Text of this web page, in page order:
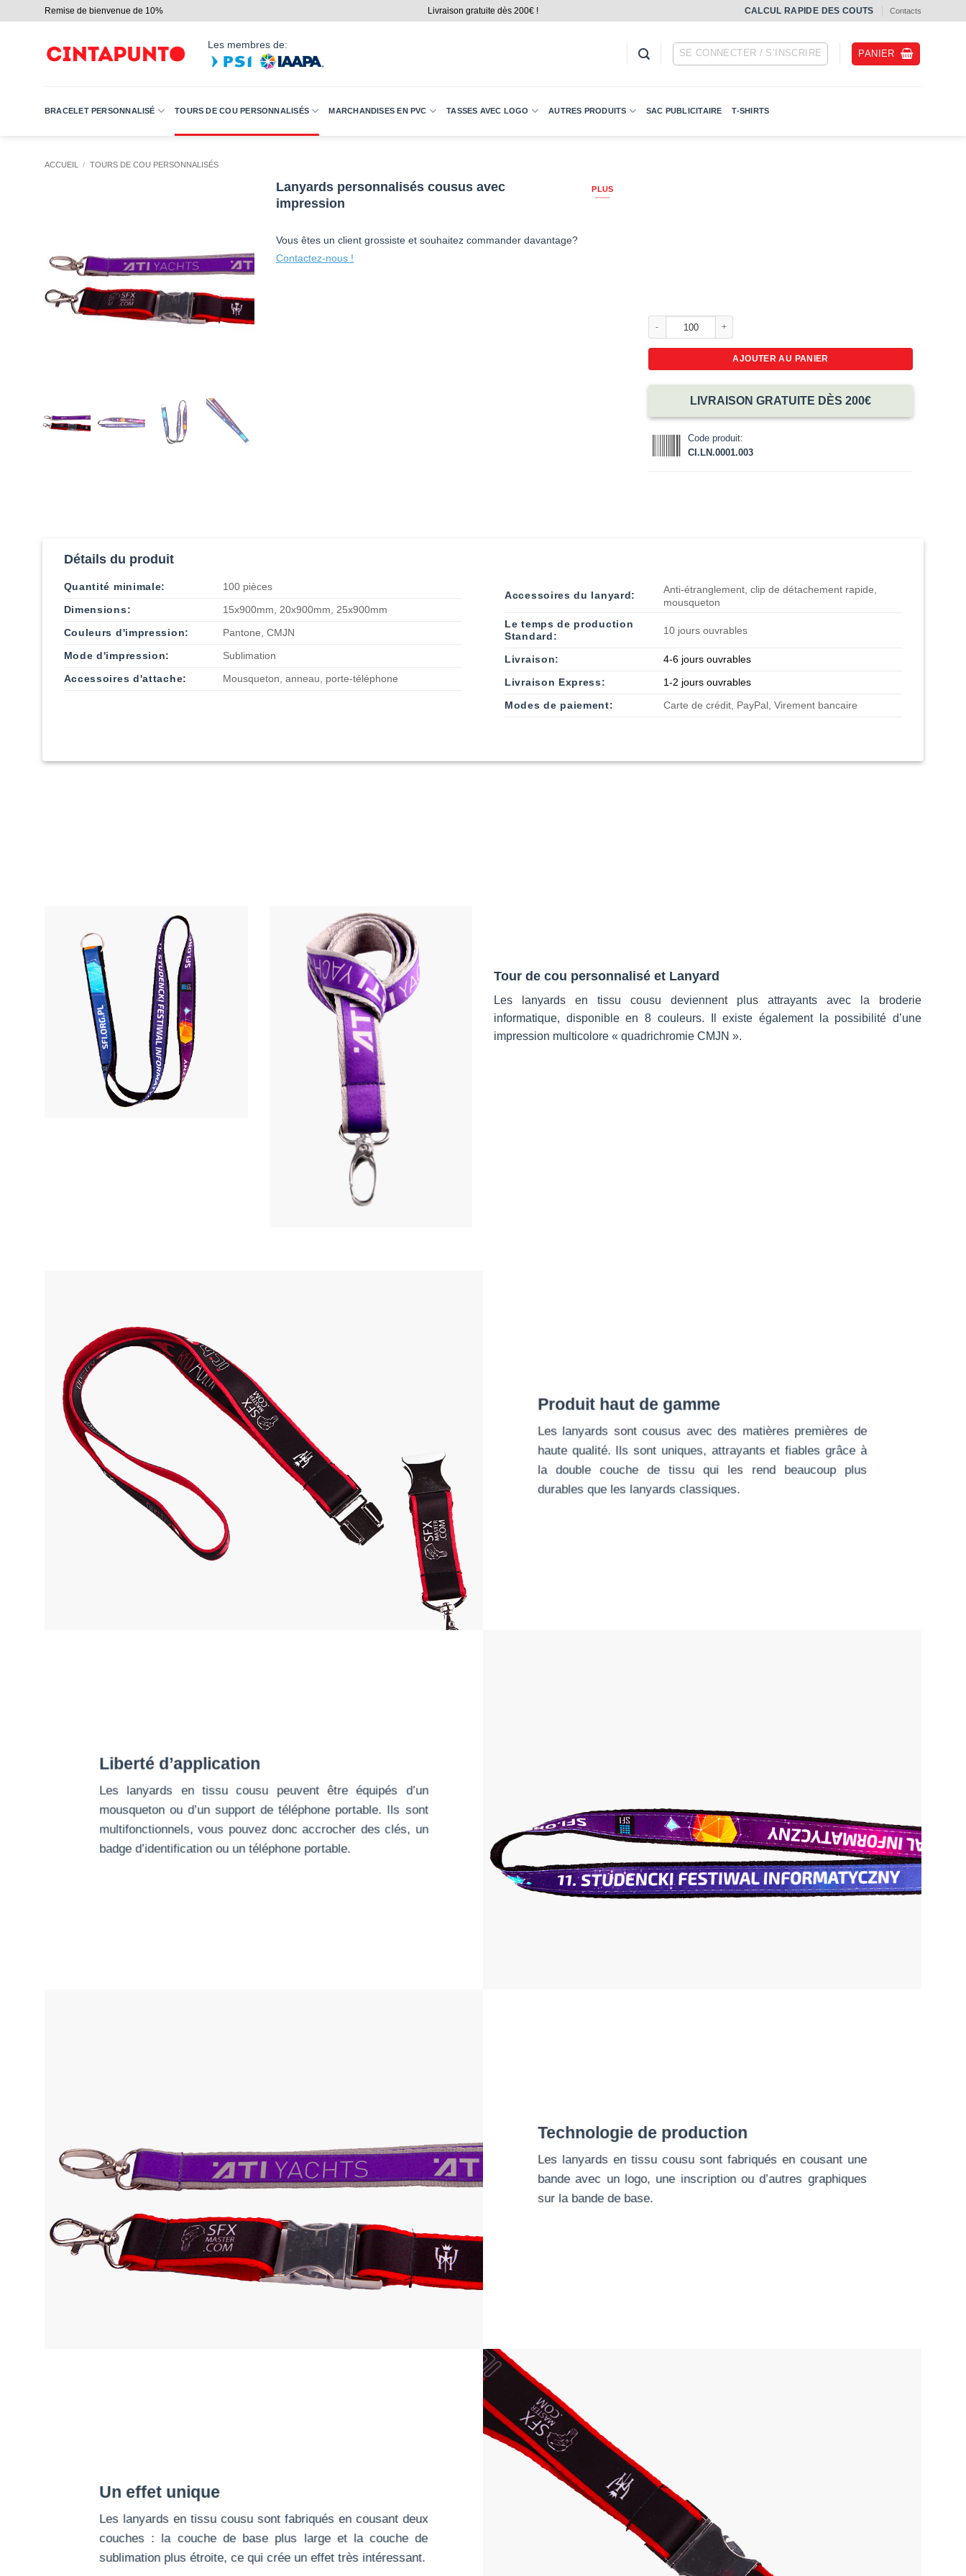
Remise de bienvenue de 10% Livraison gratuite dès 200€ ! СALCUL RAPIDE DES COUTS Contacts
Les membres de:
SE CONNECTER / S’INSCRIRE PANIER
BRACELET PERSONNALISÉ TOURS DE COU PERSONNALISÉS MARCHANDISES EN PVC TASSES AVEC LOGO AUTRES PRODUITS SAC PUBLICITAIRE T-SHIRTS
ACCUEIL / TOURS DE COU PERSONNALISÉS
Lanyards personnalisés cousus avec
impression
PLUS
Vous êtes un client grossiste et souhaitez commander davantage?
Contactez-nous !
AJOUTER AU PANIER
LIVRAISON GRATUITE DÈS 200€
Code produit:
CI.LN.0001.003
Détails du produit
Quantité minimale:
100 pièces
Dimensions:
15x900mm, 20x900mm, 25x900mm
Couleurs d'impression:
Pantone, CMJN
Mode d'impression:
Sublimation
Accessoires d'attache:
Mousqueton, anneau, porte-téléphone
Accessoires du lanyard:
Anti-étranglement, clip de détachement rapide,
mousqueton
Le temps de production
Standard:
10 jours ouvrables
Livraison:
4-6 jours ouvrables
Livraison Express:
1-2 jours ouvrables
Modes de paiement:
Carte de crédit, PayPal, Virement bancaire
Tour de cou personnalisé et Lanyard
Les lanyards en tissu cousu deviennent plus attrayants avec la broderie
informatique, disponible en 8 couleurs. Il existe également la possibilité d’une
impression multicolore « quadrichromie CMJN ».
Produit haut de gamme
Les lanyards sont cousus avec des matières premières de
haute qualité. Ils sont uniques, attrayants et fiables grâce à
la double couche de tissu qui les rend beaucoup plus
durables que les lanyards classiques.
Liberté d’application
Les lanyards en tissu cousu peuvent être équipés d’un
mousqueton ou d’un support de téléphone portable. Ils sont
multifonctionnels, vous pouvez donc accrocher des clés, un
badge d’identification ou un téléphone portable.
Technologie de production
Les lanyards en tissu cousu sont fabriqués en cousant une
bande avec un logo, une inscription ou d’autres graphiques
sur la bande de base.
Un effet unique
Les lanyards en tissu cousu sont fabriqués en cousant deux
couches : la couche de base plus large et la couche de
sublimation plus étroite, ce qui crée un effet très intéressant.